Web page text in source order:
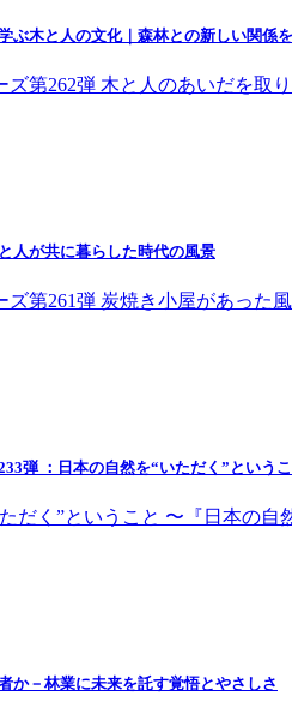
ぶ木と人の文化｜森林との新しい関係
ズ第262弾 木と人のあいだを取
人が共に暮らした時代の風景
第261弾 炭焼き小屋があった
弾 ：日本の自然を“いただく”という
だく”ということ 〜『日本の
か－林業に未来を託す覚悟とやさしさ